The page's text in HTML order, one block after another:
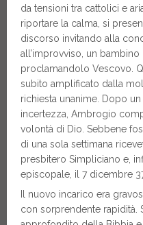
da tensioni tra cattolici e
riportare la calma, si
discorso invitando alla
all’improvviso, un
proclamandolo Vescovo.
subito amplificato dalla
richiesta unanime. Dopo
incertezza, Ambrogio
volontà di Dio. Sebbene
di una sola settimana
presbitero Simpliciano e,
episcopale, il 7 dicembre
Il nuovo incarico era
con sorprendente rapidità.